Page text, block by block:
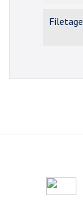
Filetage